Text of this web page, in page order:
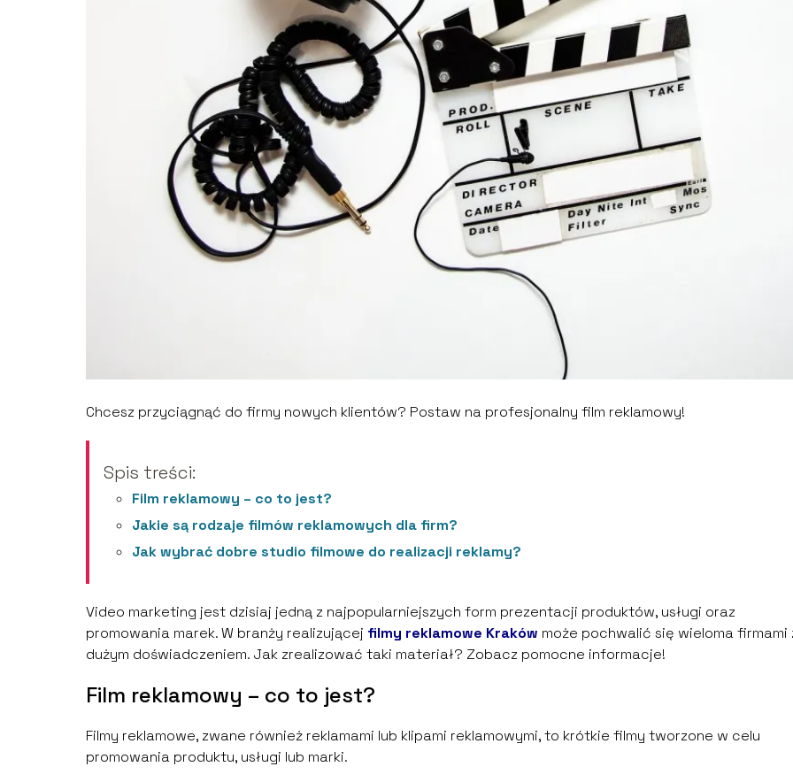
Chcesz przyciągnąć do firmy nowych klientów? Postaw na profesjonalny film reklamowy!
Spis treści:
Film reklamowy – co to jest?
Jakie są rodzaje filmów reklamowych dla firm?
Jak wybrać dobre studio filmowe do realizacji reklamy?
Video marketing jest dzisiaj jedną z najpopularniejszych form prezentacji produktów, usługi oraz
promowania marek. W branży realizującej filmy reklamowe Kraków może pochwalić się wieloma firmami
dużym doświadczeniem. Jak zrealizować taki materiał? Zobacz pomocne informacje!
Film reklamowy – co to jest?
Filmy reklamowe, zwane również reklamami lub klipami reklamowymi, to krótkie filmy tworzone w celu
promowania produktu, usługi lub marki.